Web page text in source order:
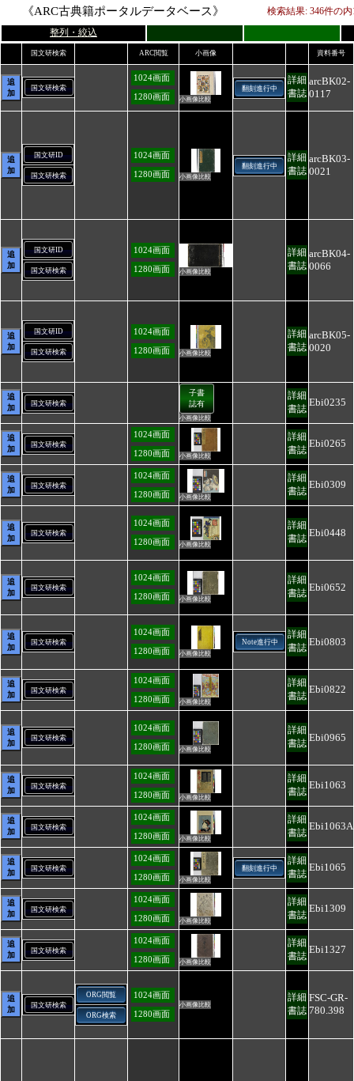
《ARC古典籍ポータルデータベース》 検索結果: 346件の内
整列・絞込
国文研検索 ARC閲覧 小画像 資料番号
追
加
国文研検索
1024画面
1280画面 小画像比較
翻刻進行中
詳細
書誌
arcBK02-
0117
追
加
国文研ID
国文研検索
1024画面
1280画面 小画像比較
翻刻進行中
詳細
書誌
arcBK03-
0021
追
加
国文研ID
国文研検索
1024画面
1280画面 小画像比較
詳細
書誌
arcBK04-
0066
追
加
国文研ID
国文研検索
1024画面
1280画面 小画像比較
詳細
書誌
arcBK05-
0020
追
加
国文研検索
子書
誌有
小画像比較
詳細
書誌
Ebi0235
追
加
国文研検索
1024画面
1280画面 小画像比較
詳細
書誌
Ebi0265
追
加
国文研検索
1024画面
1280画面 小画像比較
詳細
書誌
Ebi0309
追
加
国文研検索
1024画面
1280画面 小画像比較
詳細
書誌
Ebi0448
追
加
国文研検索
1024画面
1280画面 小画像比較
詳細
書誌
Ebi0652
追
加
国文研検索
1024画面
1280画面 小画像比較
Note進行中
詳細
書誌
Ebi0803
追
加
国文研検索
1024画面
1280画面 小画像比較
詳細
書誌
Ebi0822
追
加
国文研検索
1024画面
1280画面 小画像比較
詳細
書誌
Ebi0965
追
加
国文研検索
1024画面
1280画面 小画像比較
詳細
書誌
Ebi1063
追
加
国文研検索
1024画面
1280画面 小画像比較
詳細
書誌
Ebi1063A
追
加
国文研検索
1024画面
1280画面 小画像比較
翻刻進行中
詳細
書誌
Ebi1065
追
加
国文研検索
1024画面
1280画面 小画像比較
詳細
書誌
Ebi1309
追
加
国文研検索
1024画面
1280画面 小画像比較
詳細
書誌
Ebi1327
追
加
国文研検索
ORG閲覧
ORG検索
1024画面
1280画面
小画像比較
詳細
書誌
FSC-GR-
780.398